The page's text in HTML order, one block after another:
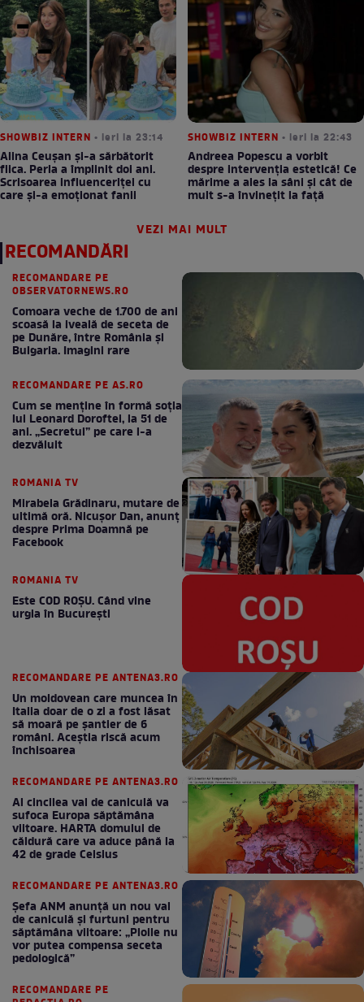
SHOWBIZ INTERN • ieri la 23:14
Alina Ceușan și-a sărbătorit
fiica. Perla a împlinit doi ani.
Scrisoarea influenceriței cu
care și-a emoționat fanii
SHOWBIZ INTERN • ieri la 22:43
Andreea Popescu a vorbit
despre intervenția estetică! Ce
mărime a ales la sâni și cât de
mult s-a învinețit la față
VEZI MAI MULT
RECOMANDĂRI
RECOMANDARE PE
OBSERVATORNEWS.RO
Comoara veche de 1.700 de ani
scoasă la iveală de seceta de
pe Dunăre, între România şi
Bulgaria. Imagini rare
RECOMANDARE PE AS.RO
Cum se menţine în formă soţia
lui Leonard Doroftei, la 51 de
ani. „Secretul” pe care l-a
dezvăluit
ROMANIA TV
Mirabela Grădinaru, mutare de
ultimă oră. Nicuşor Dan, anunţ
despre Prima Doamnă pe
Facebook
ROMANIA TV
Este COD ROŞU. Când vine
urgia în Bucureşti
RECOMANDARE PE ANTENA3.RO
Un moldovean care muncea în
Italia doar de o zi a fost lăsat
să moară pe şantier de 6
români. Aceștia riscă acum
închisoarea
RECOMANDARE PE ANTENA3.RO
Al cincilea val de caniculă va
sufoca Europa săptămâna
viitoare. HARTA domului de
căldură care va aduce până la
42 de grade Celsius
RECOMANDARE PE ANTENA3.RO
Șefa ANM anunță un nou val
de caniculă și furtuni pentru
săptămâna viitoare: „Ploile nu
vor putea compensa seceta
pedologică”
RECOMANDARE PE